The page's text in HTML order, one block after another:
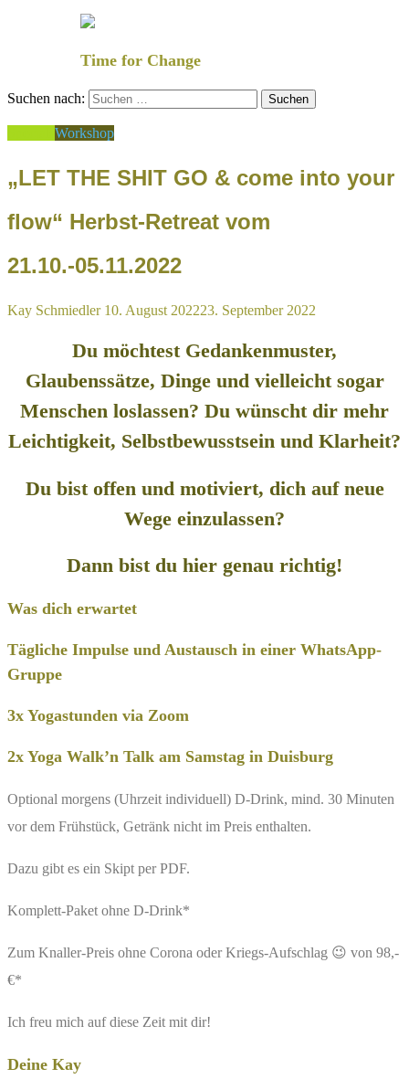
Time for Change
Suchen nach:
Workshop
„LET THE SHIT GO & come into your
flow“ Herbst-Retreat vom
21.10.-05.11.2022
Kay Schmiedler 10. August 202223. September 2022
Du möchtest Gedankenmuster,
Glaubenssätze, Dinge und vielleicht sogar
Menschen loslassen? Du wünscht dir mehr
Leichtigkeit, Selbstbewusstsein und Klarheit?
Du bist offen und motiviert, dich auf neue
Wege einzulassen?
Dann bist du hier genau richtig!
Was dich erwartet
Tägliche Impulse und Austausch in einer WhatsApp-
Gruppe
3x Yogastunden via Zoom
2x Yoga Walk’n Talk am Samstag in Duisburg
Optional morgens (Uhrzeit individuell) D-Drink, mind. 30 Minuten
vor dem Frühstück, Getränk nicht im Preis enthalten.
Dazu gibt es ein Skipt per PDF.
Komplett-Paket ohne D-Drink*
Zum Knaller-Preis ohne Corona oder Kriegs-Aufschlag 😉 von 98,-
€*
Ich freu mich auf diese Zeit mit dir!
Deine Kay